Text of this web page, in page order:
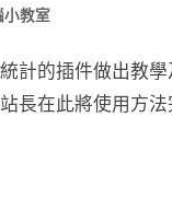
小教室
計的插件做出教學
長在此將使用方法